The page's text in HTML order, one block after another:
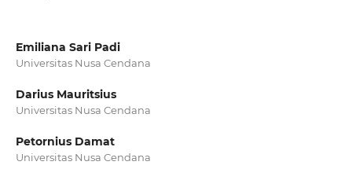
Emiliana Sari Padi
Universitas Nusa Cendana
Darius Mauritsius
Universitas Nusa Cendana
Petornius Damat
Universitas Nusa Cendana